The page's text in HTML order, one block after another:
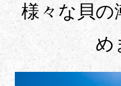
様々な貝の
め